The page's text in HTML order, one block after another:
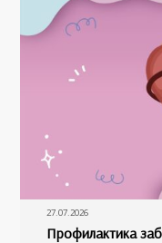
27.07.2026
Профилактика